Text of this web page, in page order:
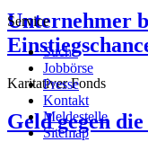
Unternehmer
Karitativer Fonds
Geld gegen
Service
Suche
Jobbörse
Presse
Kontakt
Meldestelle
Sitemap